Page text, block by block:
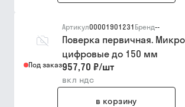
Под заказ
Артикул00001901231 Бренд--
Поверка первичная.
цифровые до 150 мм
957,70 ₽/шт
вкл ндс
в корзину